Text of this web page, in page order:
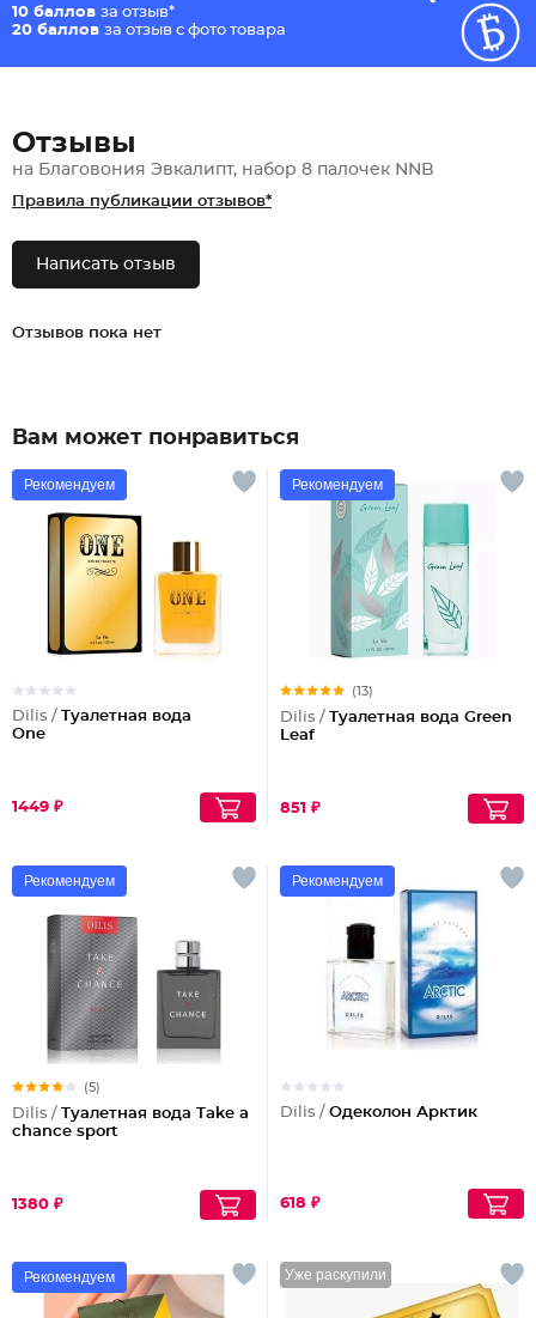
10 баллов за отзыв*
20 баллов за отзыв с фото товара
Отзывы
на Благовония Эвкалипт, набор 8 палочек NNB
Правила публикации отзывов*
Написать отзыв
Отзывов пока нет
Вам может понравиться
Рекомендуем
Dilis / Туалетная вода
One
1449 ₽
Рекомендуем
(13)
Dilis / Туалетная вода Green
Leaf
851 ₽
Рекомендуем
(5)
Dilis / Туалетная вода Take a
chance sport
1380 ₽
Рекомендуем
Dilis / Одеколон Арктик
618 ₽
Рекомендуем Уже раскупили